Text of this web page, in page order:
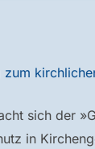
zum
sich der
in